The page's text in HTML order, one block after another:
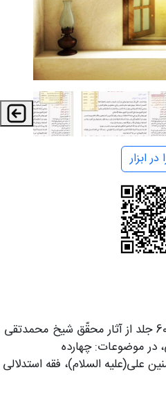
در ابزار
دسترسی به 14 عنوان کتاب در 60 جلد از آثار محقّق شیخ محمدتقی
در موضوعات: چهارده
علی(علیه السلام)، فقه استدلالی